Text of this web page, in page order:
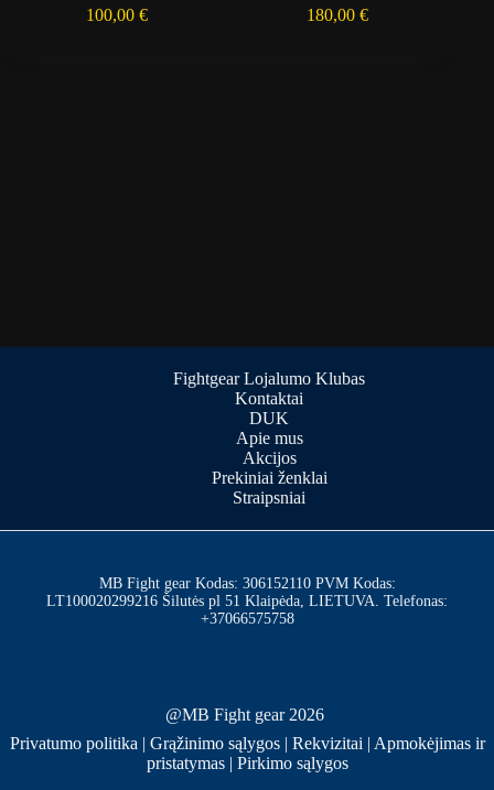
100,00 € 180,00€
Fightgear Lojalumo Klubas
Kontaktai
DUK
Apie mus
Akcijos
Prekiniai ženklai
Straipsniai
MB Fight gear Kodas: 306152110 PVM Kodas:
LT100020299216 Šilutės pl 51 Klaipėda, LIETUVA. Telefonas:
+37066575758
@MB Fight gear 2026
Privatumo politika | Grąžinimo sąlygos | Rekvizitai | Apmokėjimas ir
pristatymas| Pirkimo sąlygos